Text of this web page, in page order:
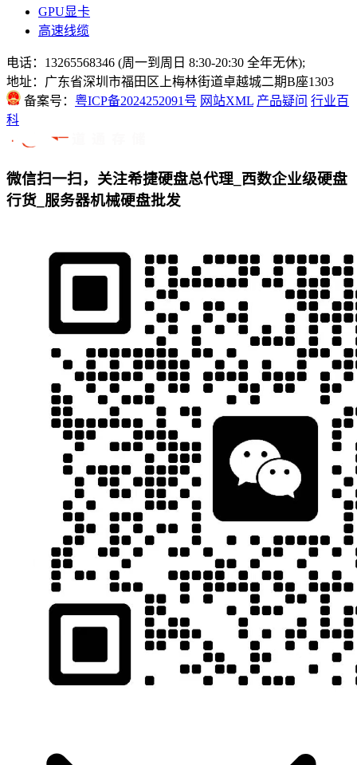
GPU显卡
高速线缆
电话：13265568346 (周一到周日 8:30-20:30 全年无休);
地址：广东省深圳市福田区上梅林街道卓越城二期B座1303
备案号： 粤ICP备2024252091号 网站XML 产品疑问 行业百
科
微信扫一扫，关注希捷硬盘总代理_西数企业级硬盘
行货_服务器机械硬盘批发